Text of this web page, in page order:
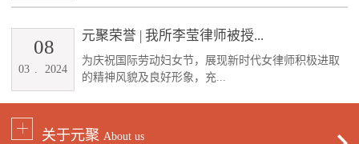
元聚荣誉 | 我所李莹律师被授...
为庆祝国际劳动妇女节，展现新时代女律师积极进取
的精神风貌及良好形象，充...
03 2024
08
关于元聚 About us